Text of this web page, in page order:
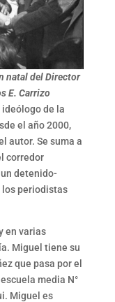
natal del Director
E. Carrizo
de la
el año 2000,
autor. Se suma a
corredor
detenido-
los periodistas
en varias
Miguel tiene su
que pasa por el
media N°
Miguel es